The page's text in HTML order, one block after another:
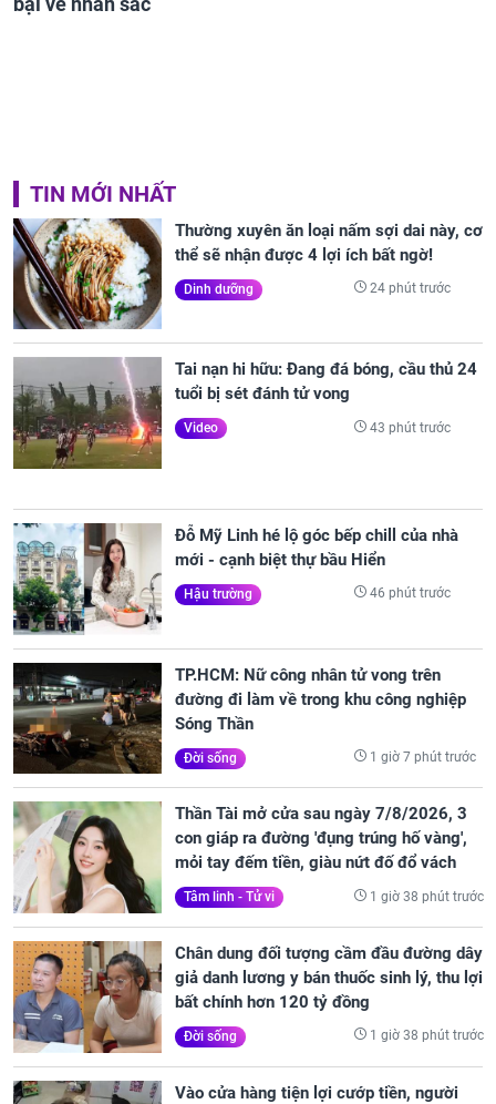
TIN MỚI NHẤT
Thường xuyên ăn loại nấm sợi dai này, cơ
thể sẽ nhận được 4 lợi ích bất ngờ!
Dinh dưỡng 24 phút trước
Tai nạn hi hữu: Đang đá bóng, cầu thủ 24
tuổi bị sét đánh tử vong
Video 43 phút trước
Đỗ Mỹ Linh hé lộ góc bếp chill của nhà
mới - cạnh biệt thự bầu Hiển
Hậu trường 46 phút trước
TP.HCM: Nữ công nhân tử vong trên
đường đi làm về trong khu công nghiệp
Sóng Thần
Đời sống 1 giờ 7 phút trước
Thần Tài mở cửa sau ngày 7/8/2026, 3
con giáp ra đường 'đụng trúng hố vàng',
mỏi tay đếm tiền, giàu nứt đố đổ vách
Tâm linh - Tử vi 1 giờ 38 phút trước
Chân dung đối tượng cầm đầu đường dây
giả danh lương y bán thuốc sinh lý, thu lợi
bất chính hơn 120 tỷ đồng
Đời sống 1 giờ 38 phút trước
Vào cửa hàng tiện lợi cướp tiền, người